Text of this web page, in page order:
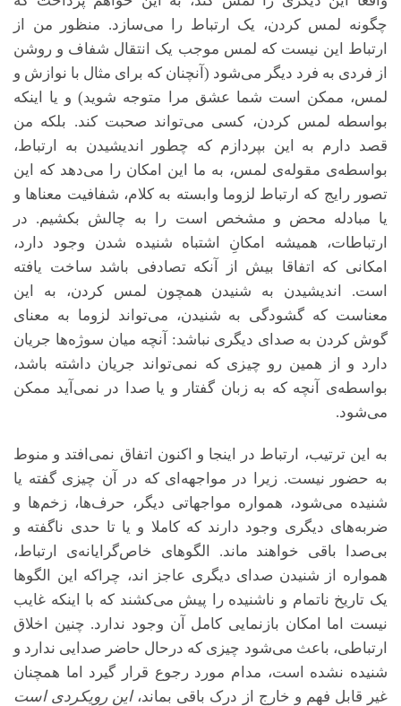
چگونه لمس کردن، یک ارتباط را می‌سازد. منظور من از
ارتباط این نیست که لمس موجب یک انتقال شفاف و روشن
از فردی به فرد دیگر می‌شود (آنچنان که برای مثال با نوازش و
لمس، ممکن است شما عشق مرا متوجه شوید) و یا اینکه
بواسطه لمس کردن، کسی می‌تواند صحبت کند. بلکه من
قصد دارم به این بپردازم که چطور اندیشیدن به ارتباط،
بواسطه‌ی مقوله‌ی لمس، به ما این امکان را می‌دهد که این
تصور رایج که ارتباط لزوما وابسته به کلام، شفافیت معناها و
یا مبادله محض و مشخص است را به چالش بکشیم. در
ارتباطات، همیشه امکانِ اشتباه شنیده شدن وجود دارد،
امکانی که اتفاقا بیش از آنکه تصادفی باشد ساخت یافته
است. اندیشیدن به شنیدن همچون لمس کردن، به این
معناست که گشودگی به شنیدن، می‌تواند لزوما به معنای
گوش کردن به صدای دیگری نباشد: آنچه میان سوژه‌ها جریان
دارد و از همین رو چیزی که نمی‌تواند جریان داشته باشد،
بواسطه‌ی آنچه که به زبان گفتار و یا صدا در نمی‌آید ممکن
می‌شود.
به این ترتیب، ارتباط در اینجا و اکنون اتفاق نمی‌افتد و منوط
به حضور نیست. زیرا در مواجهه‌ای که در آن چیزی گفته یا
شنیده می‌شود، همواره مواجهاتی دیگر، حرف‌ها، زخم‌ها و
ضربه‌های دیگری وجود دارند که کاملا و یا تا حدی ناگفته و
بی‌صدا باقی خواهند ماند. الگوهای خاص‌گرایانه‌ی ارتباط،
همواره از شنیدن صدای دیگری عاجز اند، چراکه این الگوها
یک تاریخ ناتمام و ناشنیده را پیش می‌کشند که با اینکه غایب
نیست اما امکان بازنمایی کامل آن وجود ندارد. چنین اخلاق
ارتباطی، باعث می‌شود چیزی که درحال حاضر صدایی ندارد و
شنیده نشده است، مدام مورد رجوع قرار گیرد اما همچنان
غیر قابل فهم و خارج از درک باقی بماند، این رویکردی است